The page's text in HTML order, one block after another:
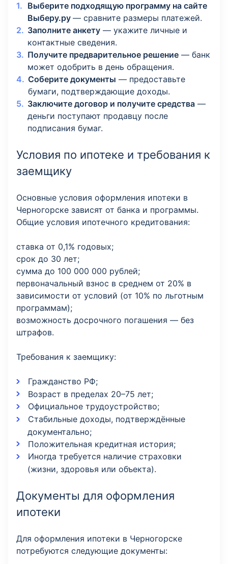
Выберите подходящую программу на сайте
Выберу.ру — сравните размеры платежей.
Заполните анкету — укажите личные и
контактные сведения.
Получите предварительное решение — банк
может одобрить в день обращения.
Соберите документы — предоставьте
бумаги, подтверждающие доходы.
Заключите договор и получите средства —
деньги поступают продавцу после
подписания бумаг.
Условия по ипотеке и требования к
заемщику
Основные условия оформления ипотеки в
Черногорске зависят от банка и программы.
Общие условия ипотечного кредитования:
cтавка от 0,1% годовых;
cрок до 30 лет;
сумма до 100 000 000 рублей;
первоначальный взнос в среднем от 20% в
зависимости от условий (от 10% по льготным
программам);
возможность досрочного погашения — без
штрафов.
Требования к заемщику:
Гражданство РФ;
Возраст в пределах 20–75 лет;
Официальное трудоустройство;
Стабильные доходы, подтверждённые
документально;
Положительная кредитная история;
Иногда требуется наличие страховки
(жизни, здоровья или объекта).
Документы для оформления
ипотеки
Для оформления ипотеки в Черногорске
потребуются следующие документы: